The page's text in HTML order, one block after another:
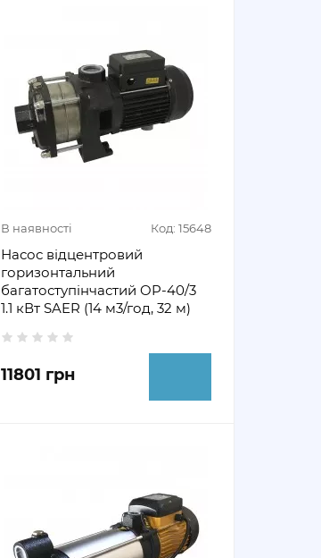
В наявності Код: 15648
Насос відцентровий
горизонтальний
багатоступінчастий OP-40/3
1.1 кВт SAER (14 м3/год, 32 м)
11801 грн